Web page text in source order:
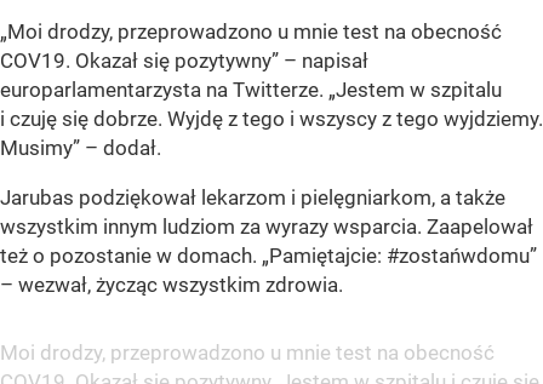
„Moi drodzy, przeprowadzono u mnie test na obecność
COV19. Okazał się pozytywny” – napisał
europarlamentarzysta na Twitterze. „Jestem w szpitalu
i czuję się dobrze. Wyjdę z tego i wszyscy z tego wyjdziemy.
Musimy” – dodał.
Jarubas podziękował lekarzom i pielęgniarkom, a także
wszystkim innym ludziom za wyrazy wsparcia. Zaapelował
też o pozostanie w domach. „Pamiętajcie: #zostańwdomu”
– wezwał, życząc wszystkim zdrowia.
Moi drodzy, przeprowadzono u mnie test na obecność